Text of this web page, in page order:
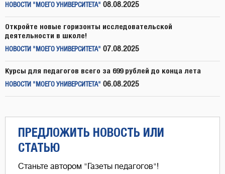
НОВОСТИ "МОЕГО УНИВЕРСИТЕТА" 08.08.2025
Откройте новые горизонты исследовательской
деятельности в школе!
НОВОСТИ "МОЕГО УНИВЕРСИТЕТА" 07.08.2025
Курсы для педагогов всего за 699 рублей до конца лета
НОВОСТИ "МОЕГО УНИВЕРСИТЕТА" 06.08.2025
ПРЕДЛОЖИТЬ НОВОСТЬ ИЛИ
СТАТЬЮ
Станьте автором "Газеты педагогов"!